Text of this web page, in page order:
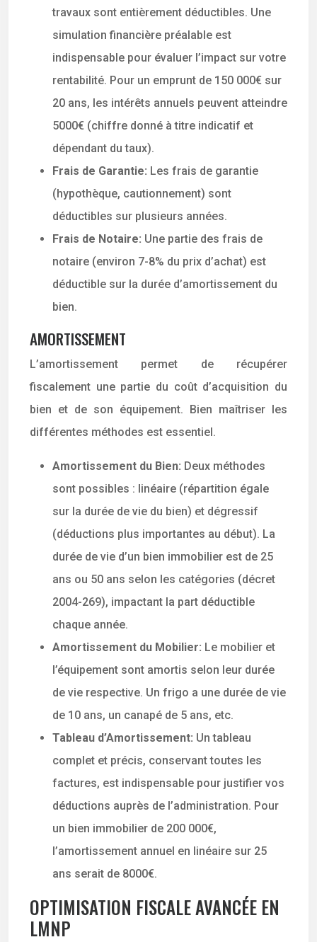
travaux sont entièrement déductibles. Une
simulation financière préalable est
indispensable pour évaluer l’impact sur votre
rentabilité. Pour un emprunt de 150 000€ sur
20 ans, les intérêts annuels peuvent atteindre
5000€ (chiffre donné à titre indicatif et
dépendant du taux).
Frais de Garantie: Les frais de garantie
(hypothèque, cautionnement) sont
déductibles sur plusieurs années.
Frais de Notaire: Une partie des frais de
notaire (environ 7-8% du prix d’achat) est
déductible sur la durée d’amortissement du
bien.
AMORTISSEMENT
L’amortissement permet de récupérer
fiscalement une partie du coût d’acquisition du
bien et de son équipement. Bien maîtriser les
différentes méthodes est essentiel.
Amortissement du Bien: Deux méthodes
sont possibles : linéaire (répartition égale
sur la durée de vie du bien) et dégressif
(déductions plus importantes au début). La
durée de vie d’un bien immobilier est de 25
ans ou 50 ans selon les catégories (décret
2004-269), impactant la part déductible
chaque année.
Amortissement du Mobilier: Le mobilier et
l’équipement sont amortis selon leur durée
de vie respective. Un frigo a une durée de vie
de 10 ans, un canapé de 5 ans, etc.
Tableau d’Amortissement: Un tableau
complet et précis, conservant toutes les
factures, est indispensable pour justifier vos
déductions auprès de l’administration. Pour
un bien immobilier de 200 000€,
l’amortissement annuel en linéaire sur 25
ans serait de 8000€.
OPTIMISATION FISCALE AVANCÉE EN
LMNP